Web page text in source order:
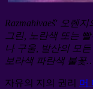
Razmahivaeš′ 오렌지
그린, 노란색 또는
나 구울, 발산의 모든
보라색 파란색 불꽃
자유의 지의 권리 머